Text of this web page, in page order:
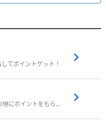
てポイントゲット！
歩いてポイ活！日常生活でお得にポイントをもらおう